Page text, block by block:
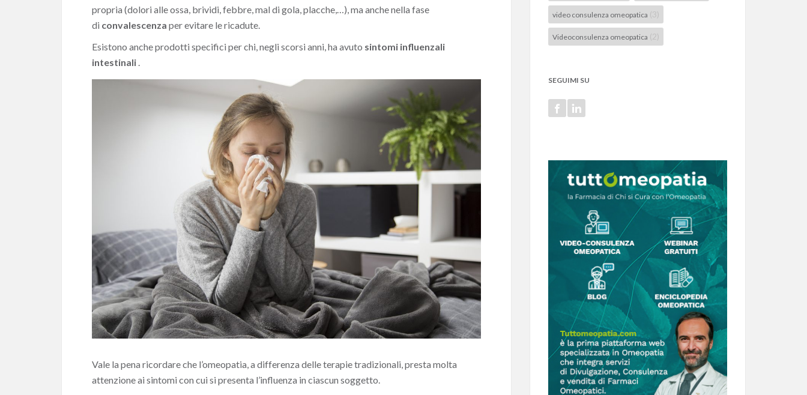
propria (dolori alle ossa, brividi, febbre, mal di gola, placche,…), ma anche nella fase
di convalescenza per evitare le ricadute.
Esistono anche prodotti specifici per chi, negli scorsi anni, ha avuto sintomi influenzali
intestinali .
Vale la pena ricordare che l’omeopatia, a differenza delle terapie tradizionali, presta molta
attenzione ai sintomi con cui si presenta l’influenza in ciascun soggetto.
video consulenza omeopatica (3)
Videoconsulenza omeopatica (2)
SEGUIMI SU